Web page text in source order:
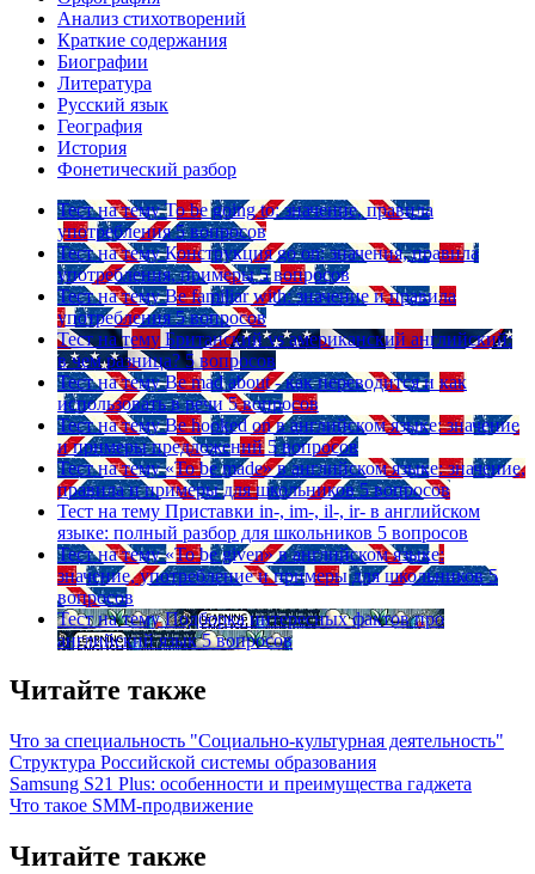
Анализ стихотворений
Краткие содержания
Биографии
Литература
Русский язык
География
История
Фонетический разбор
Тест на тему To be going to: значение, правила
употребления 5 вопросов
Тест на тему Конструкция go on: значения, правила
употребления, примеры 5 вопросов
Тест на тему Be familiar with: значение и правила
употребления 5 вопросов
Тест на тему Британский vs американский английский:
в чем разница? 5 вопросов
Тест на тему Be mad about - как переводится и как
использовать в речи 5 вопросов
Тест на тему Be hooked on в английском языке: значение
и примеры предложений 5 вопросов
Тест на тему «To be made» в английском языке: значение,
правила и примеры для школьников 5 вопросов
Тест на тему Приставки in-, im-, il-, ir- в английском
языке: полный разбор для школьников 5 вопросов
Тест на тему «To be given» в английском языке:
значение, употребление и примеры для школьников 5
вопросов
Тест на тему Подборка интересных фактов про
английский язык 5 вопросов
Читайте также
Что за специальность "Социально-культурная деятельность"
Структура Российской системы образования
Samsung S21 Plus: особенности и преимущества гаджета
Что такое SMM-продвижение
Читайте также